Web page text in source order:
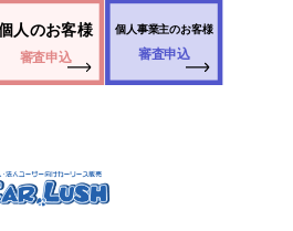
人のお客様
審査申込
個人事業主のお客様
審査申込